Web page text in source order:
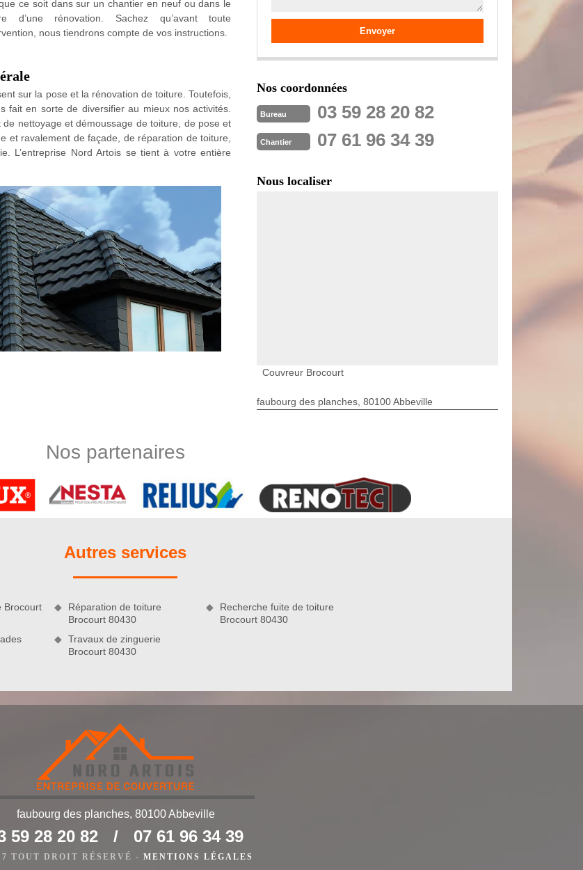
ce soit dans sur un chantier en neuf ou dans le
d’une rénovation. Sachez qu’avant toute
nous tiendrons compte de vos instructions.
sur la pose et la rénovation de toiture. Toutefois,
en sorte de diversifier au mieux nos activités.
nettoyage et démoussage de toiture, de pose et
et ravalement de façade, de réparation de toiture,
L’entreprise Nord Artois se tient à votre entière
votre couverture, n’hésitez surtout pas à nous
Normalement, vous devez faire nettoyer en
réparation de toiture
professionnelles en travaux de remise en
artisan agrée et bien équipé. Nous disposons des
Nos coordonnées
Bureau 03 59 28 20 82
Chantier 07 61 96 34 39
Nous localiser
Couvreur Brocourt
faubourg des planches, 80100 Abbeville
Nos partenaires
Autres services
Brocourt
Réparation de toiture
Brocourt 80430
Travaux de zinguerie
Brocourt 80430
Recherche fuite de toiture
Brocourt 80430
faubourg des planches, 80100 Abbeville
59 28 20 82 / 07 61 96 34 39
TOUT DROIT RÉSERVÉ - MENTIONS LÉGALES